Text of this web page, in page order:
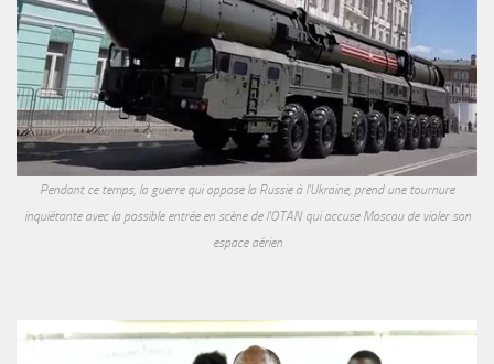
Pendant ce temps, la guerre qui oppose la Russie à l'Ukraine, prend une tournure
inquiétante avec la possible entrée en scène de l'OTAN qui accuse Moscou de violer son
espace aérien